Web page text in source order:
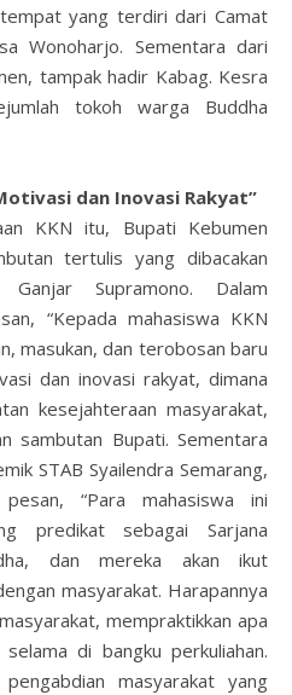
yang terdiri dari Camat
Wonoharjo. Sementara dari
tampak hadir Kabag. Kesra
tokoh warga Buddha
dan Inovasi Rakyat”
KKN itu, Bupati Kebumen
tertulis yang dibacakan
Supramono. Dalam
“Kepada mahasiswa KKN
masukan, dan terobosan baru
dan inovasi rakyat, dimana
kesejahteraan masyarakat,
sambutan Bupati. Sementara
STAB Syailendra Semarang,
pesan, “Para mahasiswa ini
predikat sebagai Sarjana
dan mereka akan ikut
masyarakat. Harapannya
mempraktikkan apa
di bangku perkuliahan.
masyarakat yang